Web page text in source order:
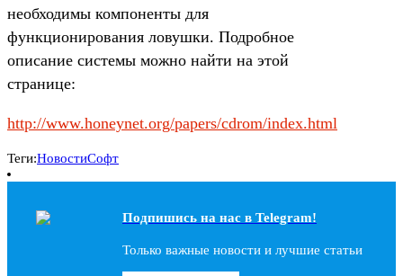
необходимы компоненты для
функционирования ловушки. Подробное
описание системы можно найти на этой
странице:
http://www.honeynet.org/papers/cdrom/index.html
Теги:НовостиСофт
Подпишись на наc в Telegram!
Только важные новости и лучшие статьи